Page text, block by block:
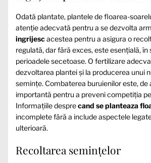
Odată plantate, plantele de floarea-
atenție adecvată pentru a se dezvolta
ingrijescacestea pentru a asigura o
regulată, dar fără exces, este esențială, în
perioadele secetoase. O fertilizare
dezvoltarea plantei și la producerea unui
semințe. Combaterea buruienilor este, de
importantă pentru a preveni competiția
Informațiile desprecand se planteaza
incomplete fără a include aspectele
ulterioară.
Recoltarea semințelor